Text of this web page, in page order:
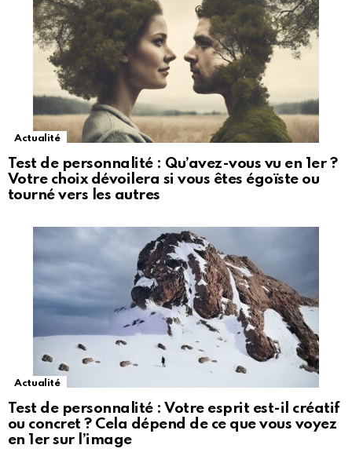
Actualité
Test de personnalité : Qu’avez-vous vu en 1er ?
Votre choix dévoilera si vous êtes égoïste ou
tourné vers les autres
Actualité
Test de personnalité : Votre esprit est-il créatif
ou concret ? Cela dépend de ce que vous voyez
en 1er sur l’image